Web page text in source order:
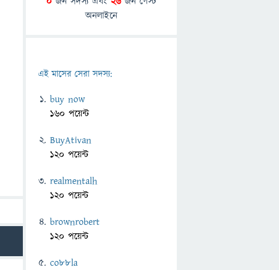
অনলাইনে
এই মাসের সেরা সদস্য:
buy now
160 পয়েন্ট
BuyAtivan
120 পয়েন্ট
realmentalh
120 পয়েন্ট
brownrobert
120 পয়েন্ট
co88la